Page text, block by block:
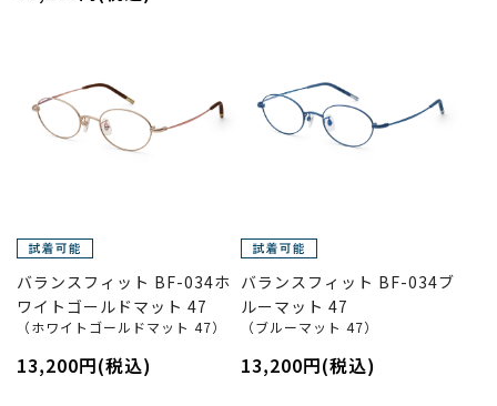
バランスフィット BF-034ホ
ワイトゴールドマット 47
（ホワイトゴールドマット 47）
13,200円(税込)
バランスフィット BF-034ブ
ルーマット 47
（ブルーマット 47）
13,200円(税込)